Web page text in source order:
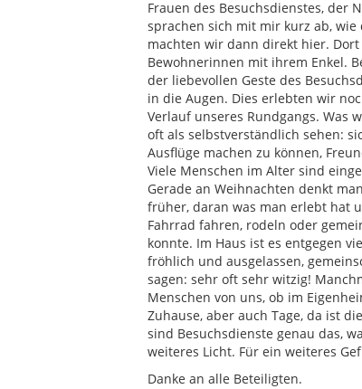
Frauen des Besuchsdienstes, der
sprachen sich mit mir kurz ab,
machten wir dann direkt hier.
Bewohnerinnen mit ihrem Enkel.
der liebevollen Geste des
in die Augen. Dies erlebten wir
Verlauf unseres Rundgangs. Was
oft als selbstverständlich sehen:
Ausflüge machen zu können,
Viele Menschen im Alter sind
Gerade an Weihnachten denkt
früher, daran was man erlebt hat
Fahrrad fahren, rodeln oder
konnte. Im Haus ist es entgegen
fröhlich und ausgelassen,
sagen: sehr oft sehr witzig!
Menschen von uns, ob im
Zuhause, aber auch Tage, da ist
sind Besuchsdienste genau das,
weiteres Licht. Für ein weiteres
Danke an alle Beteiligten.